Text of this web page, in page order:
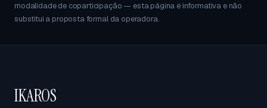
modalidade de coparticipação — esta página é informativa e não
substitui a proposta formal da operadora.
IKAROS